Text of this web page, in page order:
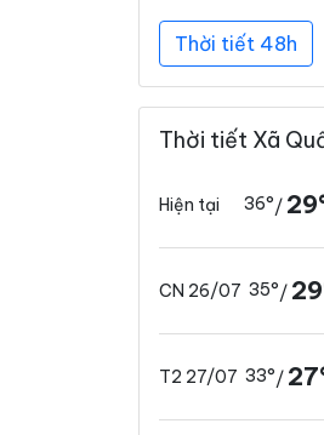
Thời tiết 48h
Thời tiết Xã
Hiện tại 36°/
CN 26/07 35°/
T2 27/07 33°/